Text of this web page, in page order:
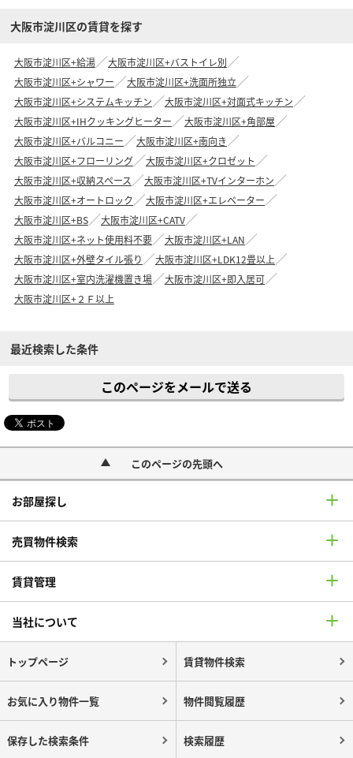
大阪市淀川区の賃貸を探す
大阪市淀川区+給湯
大阪市淀川区+バストイレ別
大阪市淀川区+シャワー
大阪市淀川区+洗面所独立
大阪市淀川区+システムキッチン
大阪市淀川区+対面式キッチン
大阪市淀川区+IHクッキングヒーター
大阪市淀川区+角部屋
大阪市淀川区+バルコニー
大阪市淀川区+南向き
大阪市淀川区+フローリング
大阪市淀川区+クロゼット
大阪市淀川区+収納スペース
大阪市淀川区+TVインターホン
大阪市淀川区+オートロック
大阪市淀川区+エレベーター
大阪市淀川区+BS
大阪市淀川区+CATV
大阪市淀川区+ネット使用料不要
大阪市淀川区+LAN
大阪市淀川区+外壁タイル張り
大阪市淀川区+LDK12畳以上
大阪市淀川区+室内洗濯機置き場
大阪市淀川区+即入居可
大阪市淀川区+２Ｆ以上
最近検索した条件
このページをメールで送る
このページの先頭へ
お部屋探し
売買物件検索
賃貸管理
当社について
トップページ 賃貸物件検索
お気に入り物件一覧 物件閲覧履歴
保存した検索条件 検索履歴